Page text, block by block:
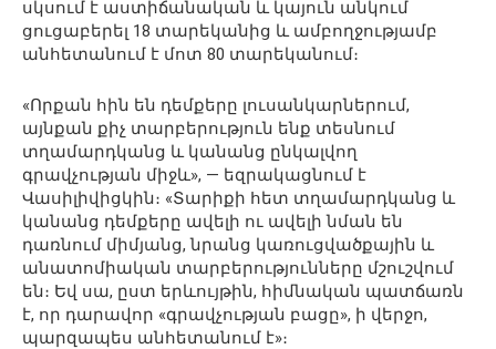
սկսում է աստիճանական և կայուն անկում
ցուցաբերել 18 տարեկանից և ամբողջությամբ
անհետանում է մոտ 80 տարեկանում։
«Որքան հին են դեմքերը լուսանկարներում,
այնքան քիչ տարբերություն ենք տեսնում
տղամարդկանց և կանանց ընկալվող
գրավչության միջև», — եզրակացնում է
Վասիլիվիցկին։ «Տարիքի հետ տղամարդկանց և
կանանց դեմքերը ավելի ու ավելի նման են
դառնում միմյանց, նրանց կառուցվածքային և
անատոմիական տարբերությունները մշուշվում
են։ Եվ սա, ըստ երևույթին, հիմնական պատճառն
է, որ դարավոր «գրավչության բացը», ի վերջո,
պարզապես անհետանում է»։